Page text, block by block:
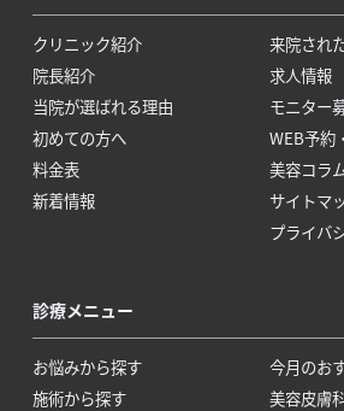
クリニック紹介
院長紹介
当院が選ばれる理由
初めての方へ
料金表
新着情報
来院され
求人情報
モニター
WEB予約
美容コラ
サイトマ
プライバ
診療メニュー
お悩みから探す
施術から探す
今月のお
美容皮膚